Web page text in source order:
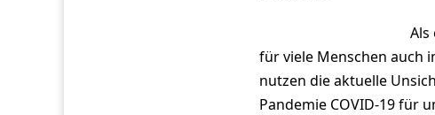
Als
für viele Menschen auch
nutzen die aktuelle
Pandemie COVID-19 für